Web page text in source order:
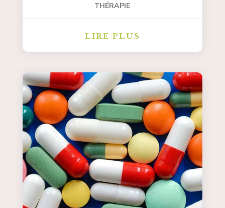
THÉRAPIE
LIRE PLUS